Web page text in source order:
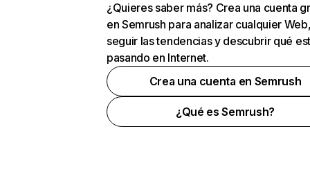
¿Quieres saber más? Crea una cuenta
en Semrush para analizar cualquier
seguir las tendencias y descubrir qué
pasando en Internet.
Crea una cuenta en Semrush
¿Qué es Semrush?